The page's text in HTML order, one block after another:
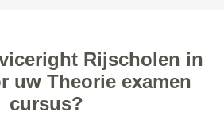
Rijscholen in
uw Theorie examen
cursus?